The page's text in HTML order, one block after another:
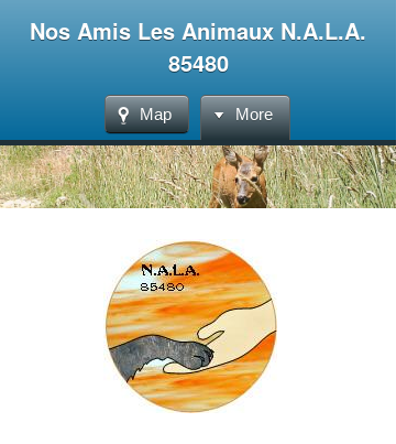
Nos Amis Les Animaux N.A.L.A.
85480
Map More